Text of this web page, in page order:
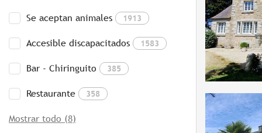
Se aceptan animales 1913
Accesible discapacitados 1583
Bar - Chiringuito 385
Restaurante 358
Mostrar todo (8)